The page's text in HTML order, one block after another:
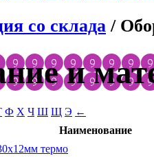
со склада /
и
Ф Х Ч Ш Щ Э ←
Наименование
термо